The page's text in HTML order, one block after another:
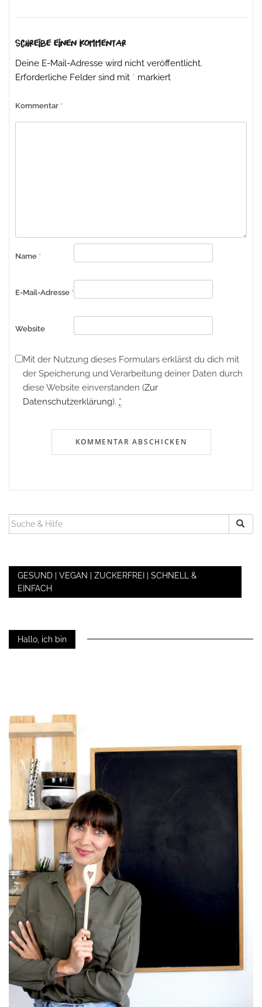
Schreibe einen Kommentar
Deine E-Mail-Adresse wird nicht veröffentlicht.
Erforderliche Felder sind mit * markiert
Kommentar *
Name *
E-Mail-Adresse *
Website
Mit der Nutzung dieses Formulars erklärst du dich mit
der Speicherung und Verarbeitung deiner Daten durch
diese Website einverstanden (Zur
Datenschutzerklärung). *
SUCHEN
NACH:
GESUND | VEGAN | ZUCKERFREI | SCHNELL &
EINFACH
Hallo, ich bin